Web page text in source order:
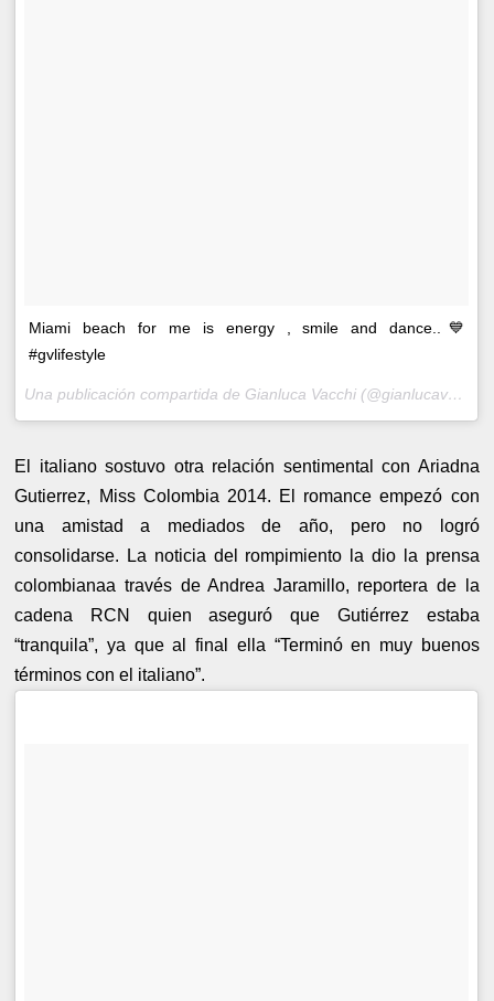
Miami beach for me is energy , smile and dance..💙
#gvlifestyle
Una publicación compartida de Gianluca Vacchi (@gianlucavacchi) el
El italiano sostuvo otra relación sentimental con Ariadna
Gutierrez, Miss Colombia 2014. El romance empezó con
una amistad a mediados de año, pero no logró
consolidarse. La noticia del rompimiento la dio la prensa
colombianaa través de Andrea Jaramillo, reportera de la
cadena RCN quien aseguró que Gutiérrez estaba
“tranquila”, ya que al final ella “Terminó en muy buenos
términos con el italiano”.